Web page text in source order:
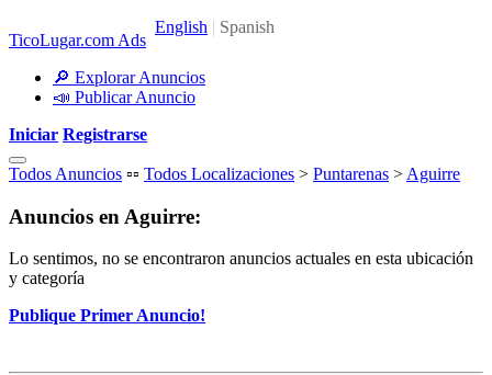
TicoLugar.com Ads
🔎 Explorar Anuncios
📣 Publicar Anuncio
Iniciar Registrarse
Todos Anuncios ▫️▫️ Todos Localizaciones > Puntarenas > Aguirre
Anuncios en Aguirre:
Lo sentimos, no se encontraron anuncios actuales en esta ubicación
y categoría
Publique Primer Anuncio!